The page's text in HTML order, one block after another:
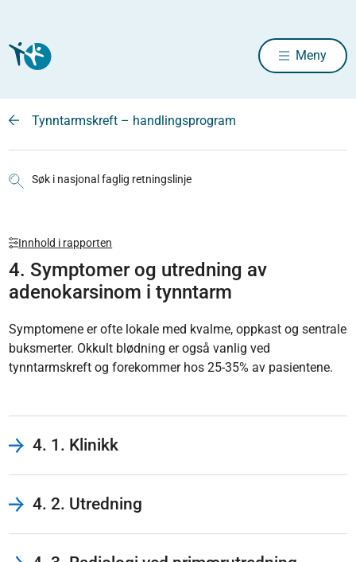
Meny
Tynntarmskreft – handlingsprogram
Søk i nasjonal faglig retningslinje
Innhold i rapporten
4. Symptomer og utredning av
adenokarsinom i tynntarm
Symptomene er ofte lokale med kvalme, oppkast og sentrale
buksmerter. Okkult blødning er også vanlig ved
tynntarmskreft og forekommer hos 25-35% av pasientene.
4. 1. Klinikk
4. 2. Utredning